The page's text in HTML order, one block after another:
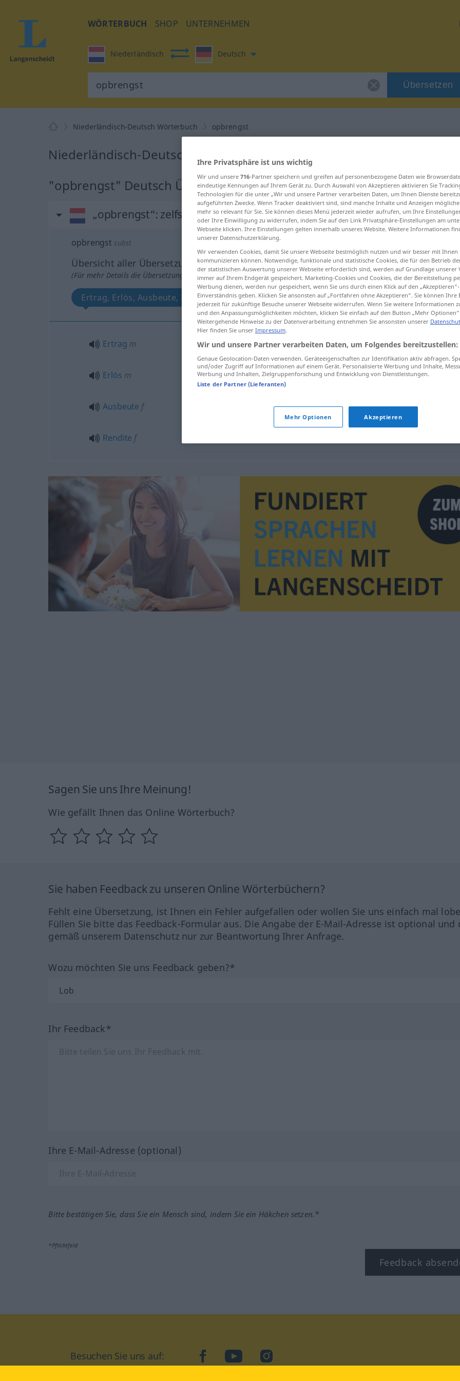
WÖRTERBUCH SHOP UNTERNEHMEN
Niederländisch Deutsch
Übersetzen
Niederländisch-Deutsch Wörterbuch opbrengst
Niederländisch-Deutsch Übersetzung für "opbrengst"
"opbrengst" Deutsch Übersetzung
„opbrengst“: zelfstandig naamwoord
opbrengst subst
Übersicht aller Übersetzungen
(Für mehr Details die Übersetzung anklicken/antippen)
Ertrag, Erlös, Ausbeute, Rendite
Ertrag m opbrengst
Erlös m opbrengst
Ausbeute f opbrengst
Rendite f
Sagen Sie uns Ihre Meinung!
Wie gefällt Ihnen das Online Wörterbuch?
Sie haben Feedback zu unseren Online Wörterbüchern?
Fehlt eine Übersetzung, ist Ihnen ein Fehler aufgefallen oder wollen Sie uns einfach mal
Füllen Sie bitte das Feedback-Formular aus. Die Angabe der E-Mail-Adresse ist optional und
gemäß unserem Datenschutz nur zur Beantwortung Ihrer Anfrage.
Wozu möchten Sie uns Feedback geben?*
Ihr Feedback*
Ihre E-Mail-Adresse (optional)
Bitte bestätigen Sie, dass Sie ein Mensch sind, indem Sie ein Häkchen setzen.*
*Pflichtfeld
Feedback
Besuchen Sie uns auf: facebookYouTubeInstagram
Ihre Privatsphäre ist uns wichtig
Wir und unsere 716-Partner speichern und greifen auf personenbezogene Daten wie
eindeutige Kennungen auf Ihrem Gerät zu. Durch Auswahl von Akzeptieren aktivieren Sie
Technologien für die unter „Wir und unsere Partner verarbeiten Daten, um Ihnen Dienste
aufgeführten Zwecke. Wenn Tracker deaktiviert sind, sind manche Inhalte und Anzeigen
mehr so relevant für Sie. Sie können dieses Menü jederzeit wieder aufrufen, um Ihre
oder Ihre Einwilligung zu widerrufen, indem Sie auf den Link Privatsphäre-Einstellungen am
Webseite klicken. Ihre Einstellungen gelten innerhalb unseres Website. Weitere Informationen
unserer Datenschutzerklärung.
Wir verwenden Cookies, damit Sie unsere Webseite bestmöglich nutzen und wir besser mit Ihnen
kommunizieren können. Notwendige, funktionale und statistische Cookies, die für den Betrieb
der statistischen Auswertung unserer Webseite erforderlich sind, werden auf Grundlage unserer
immer auf Ihrem Endgerät gespeichert. Marketing-Cookies und Cookies, die der Bereitstellung
Werbung dienen, werden nur gespeichert, wenn Sie uns durch einen Klick auf den
Einverständnis geben. Klicken Sie ansonsten auf „Fortfahren ohne Akzeptieren“. Sie können
jederzeit für zukünftige Besuche unserer Webseite widerrufen. Wenn Sie weitere Informationen
und den Anpassungsmöglichkeiten möchten, klicken Sie einfach auf den Button „Mehr
Weitergehende Hinweise zu der Datenverarbeitung entnehmen Sie ansonsten unserer
Hier finden Sie unser Impressum.
Wir und unsere Partner verarbeiten Daten, um Folgendes bereitzustellen:
Genaue Geolocation-Daten verwenden. Geräteeigenschaften zur Identifikation aktiv abfragen.
und/oder Zugriff auf Informationen auf einem Gerät. Personalisierte Werbung und Inhalte,
Werbung und Inhalten, Zielgruppenforschung und Entwicklung von Dienstleistungen.
Liste der Partner (Lieferanten)
Mehr Optionen Akzeptieren